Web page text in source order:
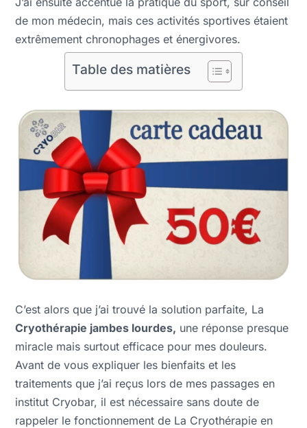
de mon médecin, mais ces activités sportives étaient
extrêmement chronophages et énergivores.
Table des matières
C’est alors que j’ai trouvé la solution parfaite, La
Cryothérapie jambes lourdes, une réponse presque
miracle mais surtout efficace pour mes douleurs.
Avant de vous expliquer les bienfaits et les
traitements que j’ai reçus lors de mes passages en
institut Cryobar, il est nécessaire sans doute de
rappeler le fonctionnement de La Cryothérapie en